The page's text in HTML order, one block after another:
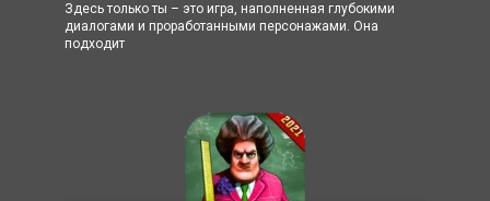
Здесь только ты – это игра, наполненная глубокими
диалогами и проработанными персонажами. Она
подходит